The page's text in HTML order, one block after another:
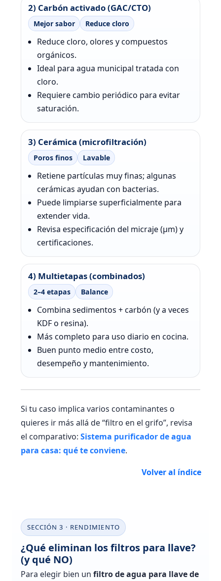
2) Carbón activado (GAC/CTO)
Mejor sabor Reduce cloro
Reduce cloro, olores y compuestos
orgánicos.
Ideal para agua municipal tratada con
cloro.
Requiere cambio periódico para evitar
saturación.
3) Cerámica (microfiltración)
Poros finos Lavable
Retiene partículas muy finas; algunas
cerámicas ayudan con bacterias.
Puede limpiarse superficialmente para
extender vida.
Revisa especificación del micraje (μm) y
certificaciones.
4) Multietapas (combinados)
2–4 etapas Balance
Combina sedimentos + carbón (y a veces
KDF o resina).
Más completo para uso diario en cocina.
Buen punto medio entre costo,
desempeño y mantenimiento.
Si tu caso implica varios contaminantes o
quieres ir más allá de “filtro en el grifo”, revisa
el comparativo: Sistema purificador de agua
para casa: qué te conviene.
Volver al índice
SECCIÓN 3 · RENDIMIENTO
¿Qué eliminan los filtros para llave?
(y qué NO)
Para elegir bien un filtro de agua para llave de